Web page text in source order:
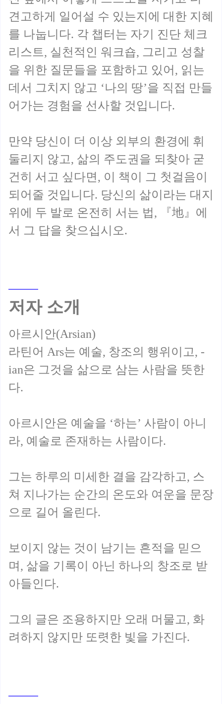
견고하게 일어설 수 있는지에 대한 지혜
를 나눕니다. 각 챕터는 자기 진단 체크
리스트, 실천적인 워크숍, 그리고 성찰
을 위한 질문들을 포함하고 있어, 읽는
데서 그치지 않고 ‘나의 땅’을 직접 만들
어가는 경험을 선사할 것입니다.
만약 당신이 더 이상 외부의 환경에 휘
둘리지 않고, 삶의 주도권을 되찾아 굳
건히 서고 싶다면, 이 책이 그 첫걸음이
되어줄 것입니다. 당신의 삶이라는 대지
위에 두 발로 온전히 서는 법, 『地』에
저자 소개
아르시안(Arsian)
라틴어 Ars는 예술, 창조의 행위이고, -
ian은 그것을 삶으로 삼는 사람을 뜻한
다.
아르시안은 예술을 ‘하는’ 사람이 아니
라, 예술로 존재하는 사람이다.
그는 하루의 미세한 결을 감각하고, 스
쳐 지나가는 순간의 온도와 여운을 문장
으로 길어 올린다.
보이지 않는 것이 남기는 흔적을 믿으
며, 삶을 기록이 아닌 하나의 창조로 받
아들인다.
그의 글은 조용하지만 오래 머물고, 화